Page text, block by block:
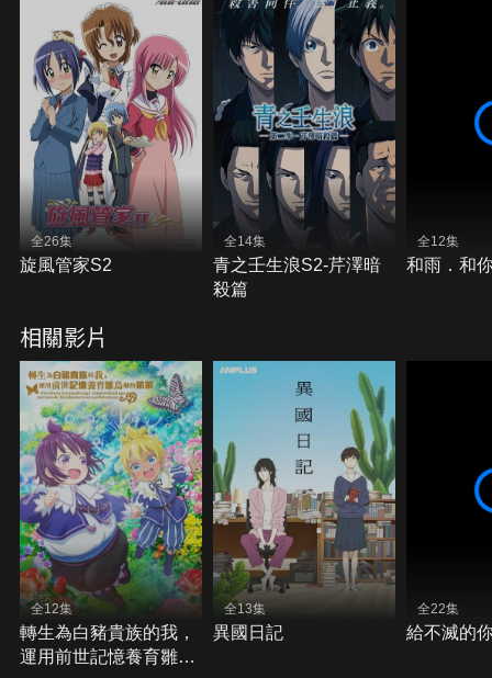
全26集
旋風管家S2
全14集
青之壬生浪S2-芹澤暗
殺篇
全12集
和雨．和
相關影片
全12集
轉生為白豬貴族的我，
運用前世記憶養育雛鳥
全13集
異國日記
全22集
給不滅的